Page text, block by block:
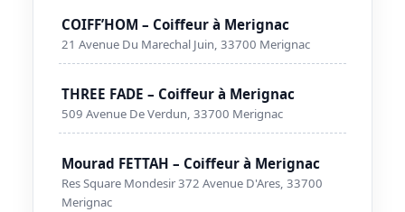
COIFF’HOM – Coiffeur à Merignac
21 Avenue Du Marechal Juin, 33700 Merignac
THREE FADE – Coiffeur à Merignac
509 Avenue De Verdun, 33700 Merignac
Mourad FETTAH – Coiffeur à Merignac
Res Square Mondesir 372 Avenue D'Ares, 33700
Merignac